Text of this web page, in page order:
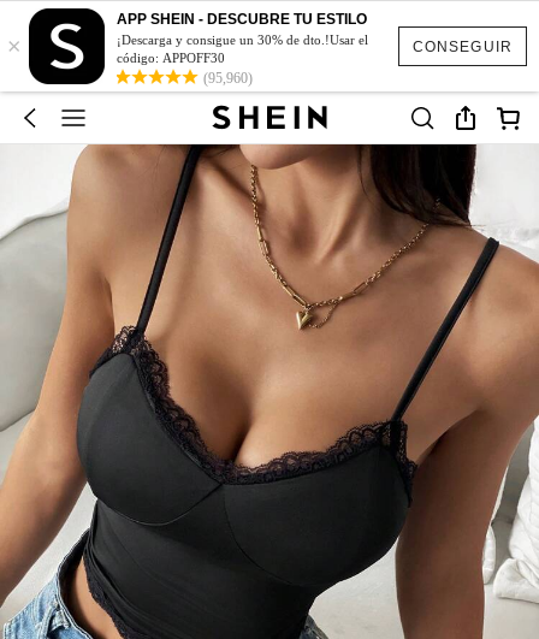
CONSEGUIR
×
APP SHEIN - DESCUBRE TU ESTILO
¡Descarga y consigue un 30% de dto.!Usar el
código: APPOFF30
(95,960)